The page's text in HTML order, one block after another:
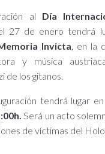
al Día
27 de enero tendrá
Invicta, en la
y música
de los gitanos.
tendrá lugar en
Será un acto
de víctimas del